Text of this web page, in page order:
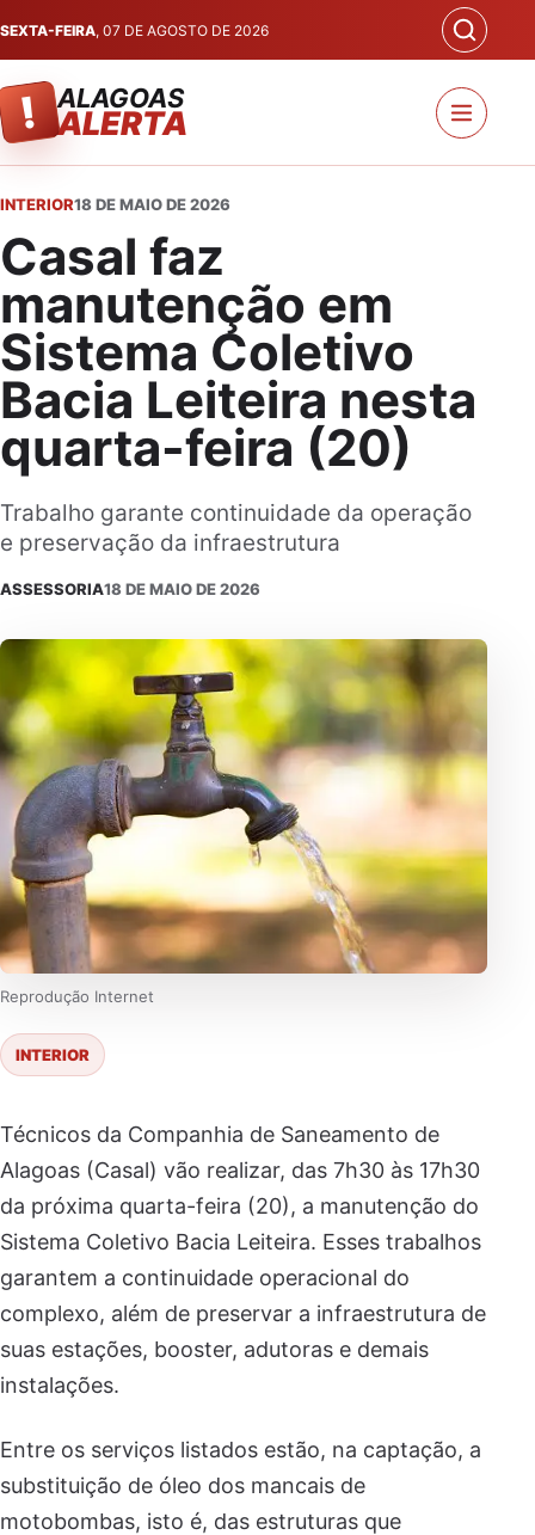
SEXTA-FEIRA, 07 DE AGOSTO DE 2026
! ALAGOAS
ALERTA
INTERIOR18 DE MAIO DE 2026
Casal faz
manutenção em
Sistema Coletivo
Bacia Leiteira nesta
quarta-feira (20)
Trabalho garante continuidade da operação
e preservação da infraestrutura
ASSESSORIA18 DE MAIO DE 2026
Reprodução Internet
INTERIOR
Técnicos da Companhia de Saneamento de
Alagoas (Casal) vão realizar, das 7h30 às 17h30
da próxima quarta-feira (20), a manutenção do
Sistema Coletivo Bacia Leiteira. Esses trabalhos
garantem a continuidade operacional do
complexo, além de preservar a infraestrutura de
suas estações, booster, adutoras e demais
instalações.
Entre os serviços listados estão, na captação, a
substituição de óleo dos mancais de
motobombas, isto é, das estruturas que